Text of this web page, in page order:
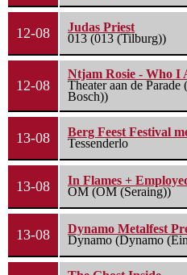
12-08
Judas Priest
013 (013 (Tilburg))
12-08
Ntjam Rosie - Who I
Theater aan de Parade
Bosch))
13-08
Berg Feest Festival
Tessenderlo
13-08
In Flames +
OM (OM (Seraing))
13-08
Dynamo Metalfest
Dynamo (Dynamo